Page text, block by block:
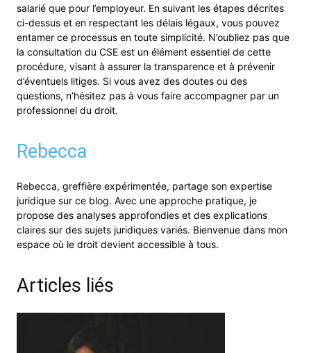
salarié que pour l’employeur. En suivant les étapes décrites
ci-dessus et en respectant les délais légaux, vous pouvez
entamer ce processus en toute simplicité. N’oubliez pas que
la consultation du CSE est un élément essentiel de cette
procédure, visant à assurer la transparence et à prévenir
d’éventuels litiges. Si vous avez des doutes ou des
questions, n’hésitez pas à vous faire accompagner par un
professionnel du droit.
Rebecca
Rebecca, greffière expérimentée, partage son expertise
juridique sur ce blog. Avec une approche pratique, je
propose des analyses approfondies et des explications
claires sur des sujets juridiques variés. Bienvenue dans mon
espace où le droit devient accessible à tous.
Articles liés